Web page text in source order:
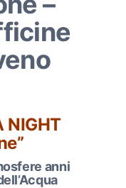
NIGHT
anni